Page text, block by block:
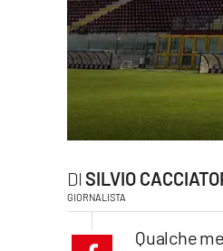
lacitymag.it SILVIO
GIORNALISTA
Qualche